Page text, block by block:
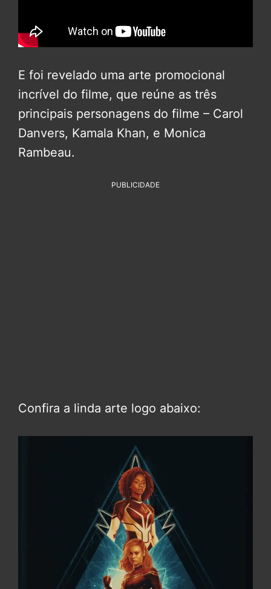
E foi revelado uma arte promocional
incrível do filme, que reúne as três
principais personagens do filme – Carol
Danvers, Kamala Khan, e Monica
Rambeau.
PUBLICIDADE
Confira a linda arte logo abaixo: